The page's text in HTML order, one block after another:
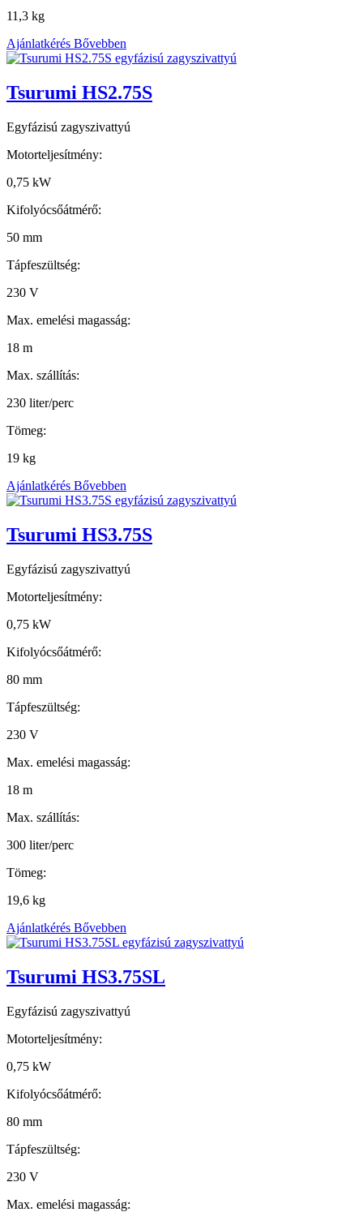
11,3 kg
Ajánlatkérés Bővebben
Tsurumi HS2.75S
Egyfázisú zagyszivattyú
Motorteljesítmény:
0,75 kW
Kifolyócsőátmérő:
50 mm
Tápfeszültség:
230 V
Max. emelési magasság:
18 m
Max. szállítás:
230 liter/perc
Tömeg:
19 kg
Ajánlatkérés Bővebben
Tsurumi HS3.75S
Egyfázisú zagyszivattyú
Motorteljesítmény:
0,75 kW
Kifolyócsőátmérő:
80 mm
Tápfeszültség:
230 V
Max. emelési magasság:
18 m
Max. szállítás:
300 liter/perc
Tömeg:
19,6 kg
Ajánlatkérés Bővebben
Tsurumi HS3.75SL
Egyfázisú zagyszivattyú
Motorteljesítmény:
0,75 kW
Kifolyócsőátmérő:
80 mm
Tápfeszültség:
230 V
Max. emelési magasság: